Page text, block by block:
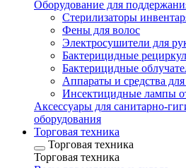
Оборудование для
Стерилизаторы
Фены для волос
Электросушители для
Бактерицидные
Бактерицидные
Аппараты и средства
Инсектицидные лампы
Аксессуары для санитарно-
оборудования
Торговая техника
Торговая техника
Торговая техника